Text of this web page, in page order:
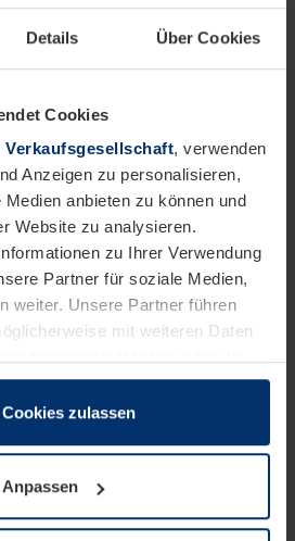
Details Über Cookies
Cookies
Verkaufsgesellschaft, verwenden
Anzeigen zu personalisieren,
anbieten zu können und
Website zu analysieren.
zu Ihrer Verwendung
Partner für soziale Medien,
weiter. Unsere Partner führen
mit weiteren Daten
der Dienste gesammelt
dieser Seite unbedingt
anderen Cookie-Typen benötigen
Einwilligung können Sie jederzeit
zulassen
Anpassen
Hörmann
breiter Durchfahrten